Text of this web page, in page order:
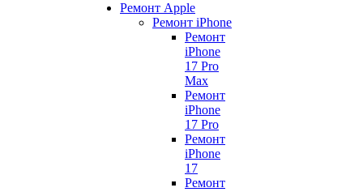
Ремонт Apple
Ремонт iPhone
Ремонт
iPhone
17 Pro
Max
Ремонт
iPhone
17 Pro
Ремонт
iPhone
17
Ремонт